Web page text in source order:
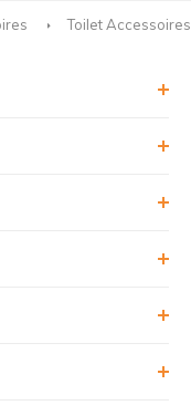
Toilet Accessoires